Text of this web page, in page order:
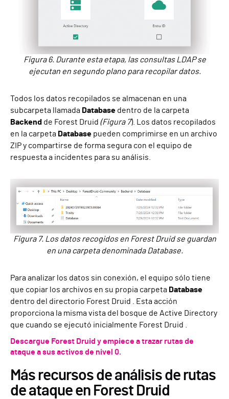
Figura 6. Durante esta etapa, las consultas LDAP se
ejecutan en segundo plano para recopilar datos.
Todos los datos recopilados se almacenan en una
subcarpeta llamada Database dentro de la carpeta
Backend de Forest Druid (Figura 7). Los datos recopilados
en la carpeta Database pueden comprimirse en un archivo
ZIP y compartirse de forma segura con el equipo de
respuesta a incidentes para su análisis.
Figura 7. Los datos recogidos en Forest Druid se guardan
en una carpeta denominada Database.
Para analizar los datos sin conexión, el equipo sólo tiene
que copiar los archivos en su propia carpeta Database
dentro del directorio Forest Druid . Esta acción
proporciona la misma vista del bosque de Active Directory
que cuando se ejecutó inicialmente Forest Druid .
Descargue Forest Druid y empiece a trazar rutas de
ataque a sus activos de nivel 0.
Más recursos de análisis de rutas
de ataque en Forest Druid